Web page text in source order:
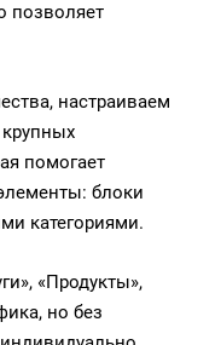
позволяет
настраиваем
помогает
блоки
категориями.
«Продукты»,
но без